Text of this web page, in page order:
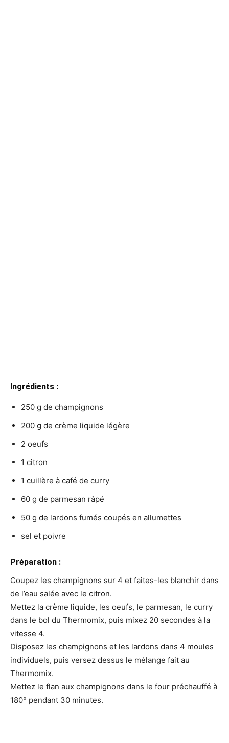
Ingrédients :
250 g de champignons
200 g de crème liquide légère
2 oeufs
1 citron
1 cuillère à café de curry
60 g de parmesan râpé
50 g de lardons fumés coupés en allumettes
sel et poivre
Préparation :
Coupez les champignons sur 4 et faites-les blanchir dans
de l’eau salée avec le citron.
Mettez la crème liquide, les oeufs, le parmesan, le curry
dans le bol du Thermomix, puis mixez 20 secondes à la
vitesse 4.
Disposez les champignons et les lardons dans 4 moules
individuels, puis versez dessus le mélange fait au
Thermomix.
Mettez le flan aux champignons dans le four préchauffé à
180° pendant 30 minutes.